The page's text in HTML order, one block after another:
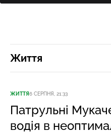
Життя
ЖИТТЯ6 СЕРПНЯ, 21:33
Патрульні
водія в